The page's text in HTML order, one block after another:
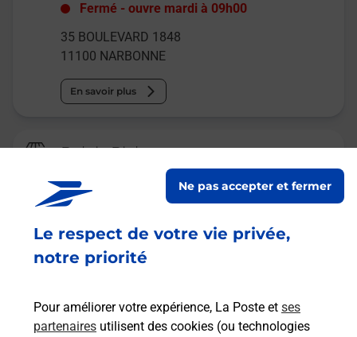
Le respect de votre vie privée,
notre priorité
Pour améliorer votre expérience, La Poste et ses
partenaires utilisent des cookies (ou technologies
Ne pas accepter et fermer
Fermé -ouvre mardi à 09h00
35 BOULEVARD 1848
11100 NARBONNE
En savoir plus
Relais Pickup
CONSIGNE GARE PICKUP GARE
DE NARBONNE
Ouvert- jusqu'à
23h59
AVENUE CARNOT
En savoir plus